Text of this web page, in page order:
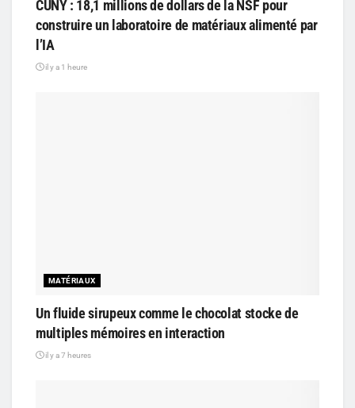
CUNY : 18,1 millions de dollars de la NSF pour
construire un laboratoire de matériaux alimenté par
l’IA
il y a 1 heure
MATÉRIAUX
Un fluide sirupeux comme le chocolat stocke de
multiples mémoires en interaction
il y a 7 heures